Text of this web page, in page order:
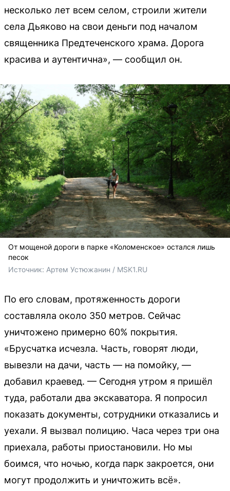
несколько лет всем селом, строили жители
села Дьяково на свои деньги под началом
священника Предтеченского храма. Дорога
красива и аутентична», — сообщил он.
От мощеной дороги в парке «Коломенское» остался лишь
песок
Источник: Артем Устюжанин / MSK1.RU
По его словам, протяженность дороги
составляла около 350 метров. Сейчас
уничтожено примерно 60% покрытия.
«Брусчатка исчезла. Часть, говорят люди,
вывезли на дачи, часть — на помойку, —
добавил краевед. — Сегодня утром я пришёл
туда, работали два экскаватора. Я попросил
показать документы, сотрудники отказались и
уехали. Я вызвал полицию. Часа через три она
приехала, работы приостановили. Но мы
боимся, что ночью, когда парк закроется, они
могут продолжить и уничтожить всё».